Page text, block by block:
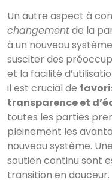
Un autre aspect à
changementde la
à un nouveau
susciter des
et la facilité
il est crucial de
transparence et
toutes les parties
pleinement les
nouveau système.
soutien continu sont
transition en douceur.